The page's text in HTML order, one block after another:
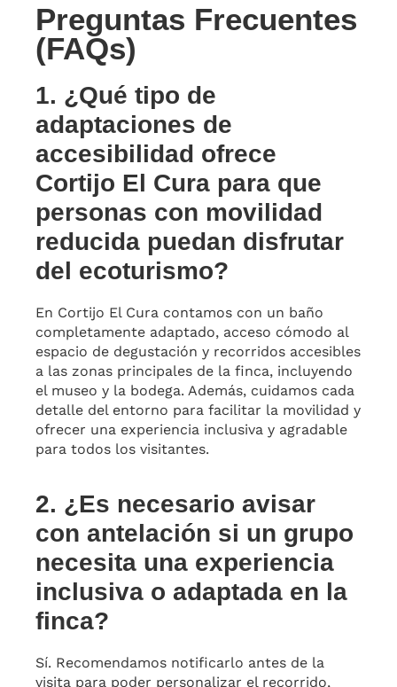
Preguntas Frecuentes
(FAQs)
1. ¿Qué tipo de
adaptaciones de
accesibilidad ofrece
Cortijo El Cura para que
personas con movilidad
reducida puedan disfrutar
del ecoturismo?
En Cortijo El Cura contamos con un baño
completamente adaptado, acceso cómodo al
espacio de degustación y recorridos accesibles
a las zonas principales de la finca, incluyendo
el museo y la bodega. Además, cuidamos cada
detalle del entorno para facilitar la movilidad y
ofrecer una experiencia inclusiva y agradable
para todos los visitantes.
2. ¿Es necesario avisar
con antelación si un grupo
necesita una experiencia
inclusiva o adaptada en la
finca?
Sí. Recomendamos notificarlo antes de la
visita para poder personalizar el recorrido,